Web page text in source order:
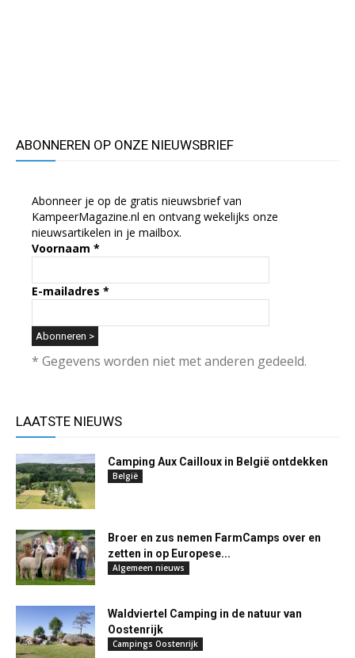
ABONNEREN OP ONZE NIEUWSBRIEF
Abonneer je op de gratis nieuwsbrief van
KampeerMagazine.nl en ontvang wekelijks onze
nieuwsartikelen in je mailbox.
Voornaam *
E-mailadres *
* Gegevens worden niet met anderen gedeeld.
LAATSTE NIEUWS
Camping Aux Cailloux in België ontdekken
België
Broer en zus nemen FarmCamps over en
zetten in op Europese...
Algemeen nieuws
Waldviertel Camping in de natuur van
Oostenrijk
Campings Oostenrijk